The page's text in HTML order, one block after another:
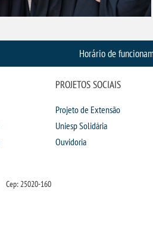
Horário de
PROJETOS SOCIAIS
Projeto de Extensão
Uniesp Solidária
Ouvidoria
Cep: 25020-160